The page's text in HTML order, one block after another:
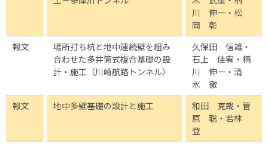
川 伸一・松
岡 彰
報文
場所打ち杭と地中連続壁を組み
合わせた多井筒式複合基礎の設
計・施工（川崎航路トンネル）
久保田 信雄・
石上 佳宥・柄
川 伸一・清
水 徹
報文
地中多壁基礎の設計と施工
和田 克哉・菅
原 聡・若林
登